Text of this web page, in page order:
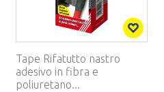
Tape Rifatutto nastro
adesivo in fibra e
poliuretano...